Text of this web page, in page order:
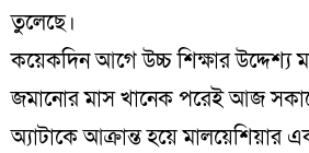
তুলেছে।
কয়েকদিন আগে উচ্চ শিক্ষার উদ্দেশ্য
জমানোর মাস খানেক পরেই আজ
অ্যাটাকে আক্রান্ত হয়ে মালয়েশিয়ার